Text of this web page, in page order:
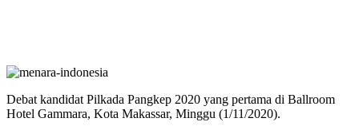
Debat kandidat Pilkada Pangkep 2020 yang pertama di Ballroom
Hotel Gammara, Kota Makassar, Minggu (1/11/2020).